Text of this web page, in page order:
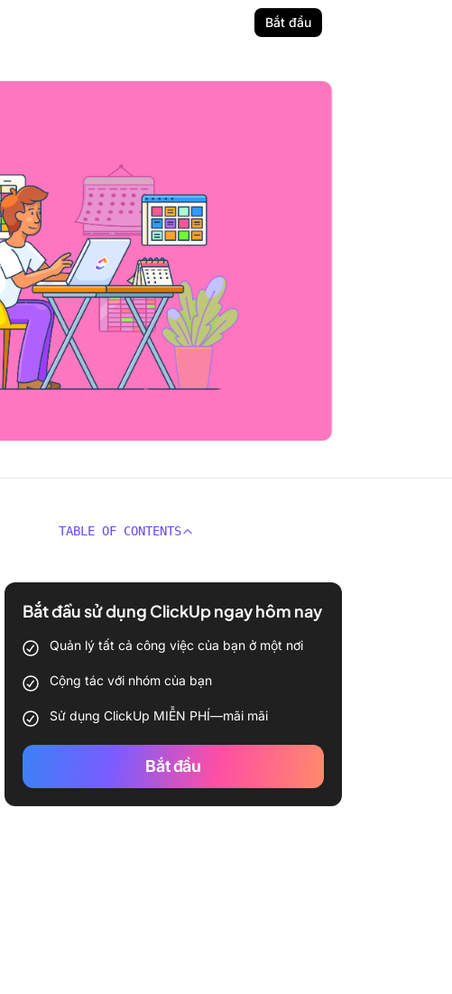
Bắt đầu
TABLE OF CONTENTS
Bắt đầu sử dụng ClickUp ngay hôm nay
Quản lý tất cả công việc của bạn ở một nơi
Cộng tác với nhóm của bạn
Sử dụng ClickUp MIỄN PHÍ—mãi mãi
Bắt đầu